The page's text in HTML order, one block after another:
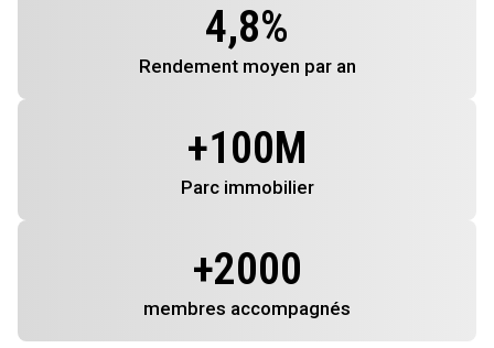
4,8%
Rendement moyen par an
+100M
Parc immobilier
+2000
membres accompagnés